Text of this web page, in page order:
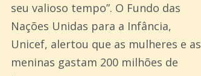
seu valioso tempo”. O Fundo das
Nações Unidas para a Infância,
Unicef, alertou que as mulheres e as
meninas gastam 200 milhões de